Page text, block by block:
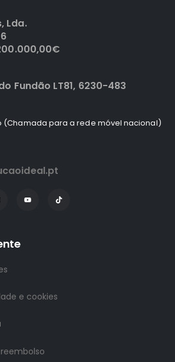
Lda.
Fundão LT81, 6230-483
(Chamada para a rede móvel nacional)
e cookies